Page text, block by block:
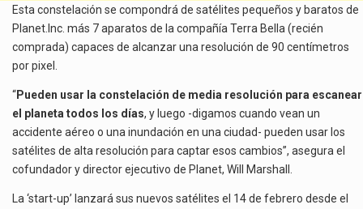
Esta constelación se compondrá de satélites pequeños y baratos de
Planet.Inc. más 7 aparatos de la compañía Terra Bella (recién
comprada) capaces de alcanzar una resolución de 90 centímetros
por pixel.
“Pueden usar la constelación de media resolución para escanear
el planeta todos los días, y luego -digamos cuando vean un
accidente aéreo o una inundación en una ciudad- pueden usar los
satélites de alta resolución para captar esos cambios”, asegura el
cofundador y director ejecutivo de Planet, Will Marshall.
La ‘start-up’ lanzará sus nuevos satélites el 14 de febrero desde el